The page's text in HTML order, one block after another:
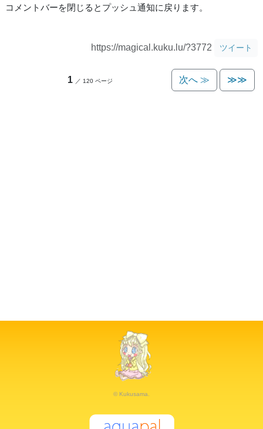
コメントバーを閉じるとプッシュ通知に戻ります。
https://magical.kuku.lu/?3772 ツイート
1 ／ 120 ページ 次へ ≫ ≫≫
© Kukusama.